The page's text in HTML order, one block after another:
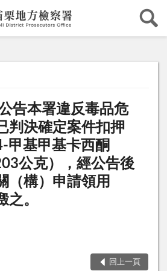
告本署違反毒品危
判決確定案件扣押
甲基甲基卡西酮
公克），經公告後
（構）申請領用
之。
回上一頁